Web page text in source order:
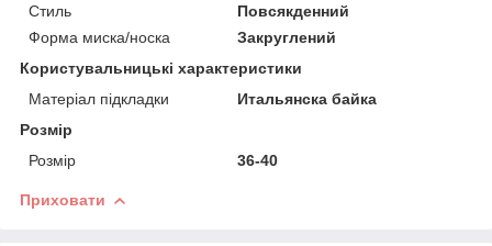
Стиль
Повсякденний
Форма миска/носка
Закруглений
Користувальницькі характеристики
Матеріал підкладки
Итальянска байка
Розмір
Розмір
36-40
Приховати